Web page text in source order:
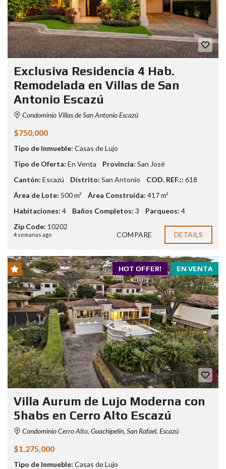
Exclusiva Residencia 4 Hab.
Remodelada en Villas de San
Antonio Escazú
Condominio Villas de San Antonio Escazú
$750,000
Tipo de Inmueble: Casas de Lujo
Tipo de Oferta: En Venta Provincia: San José
Cantón: Escazú Distrito: San Antonio COD. REF.:: 618
Área de Lote: 500 m² Área Construída: 417 m²
Habitaciones: 4 Baños Completos: 3 Parqueos: 4
Zip Code: 10202
4 semanas ago COMPARE DETAILS
EN VENTA
HOT OFFER!
Villa Aurum de Lujo Moderna con
5habs en Cerro Alto Escazú
Condominio Cerro Alto, Guachipelín, San Rafael, Escazú
$1,275,000
Tipo de Inmueble: Casas de Lujo